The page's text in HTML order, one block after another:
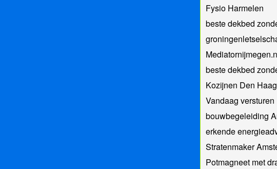
Fysio Harmelen
beste dekbed
beste dekbed
Kozijnen Den Haag
Vandaag versturen
bouwbegeleiding
erkende
Stratenmaker
Potmagneet met